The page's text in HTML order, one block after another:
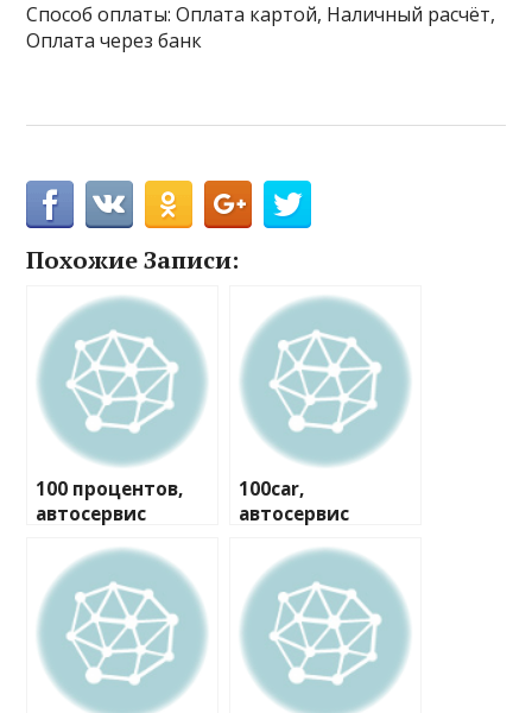
Способ оплаты: Оплата картой, Наличный расчёт,
Оплата через банк
Похожие Записи:
100 процентов,
автосервис
100car,
автосервис